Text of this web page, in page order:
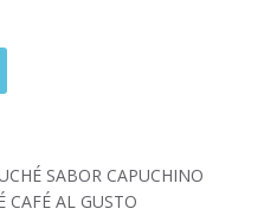
SABOR CAPUCHINO
CAFÉ AL GUSTO